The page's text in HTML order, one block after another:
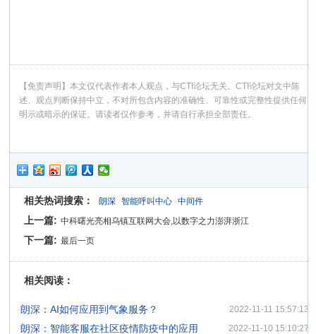
【免责声明】本文仅代表作者本人观点，与CTI论坛无关。CTI论坛对文中陈
述、观点判断保持中立，不对所包含内容的准确性、可靠性或完整性提供任何
明示或暗示的保证。请读者仅作参考，并请自行承担全部责任。
相关热词搜索： 朗深 智能呼叫中心 中间件
上一篇: 中科曙光亮相乌镇互联网大会,以数字之力澎湃浙江
下一篇: 最后一页
相关阅读：
·朗深：AI如何应用到气象服务？ 2022-11-11 15:57:13
·朗深：智能客服在社区疫情防疫中的应用 2022-11-10 15:10:27